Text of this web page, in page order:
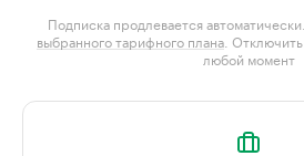
Подписка продлевается
выбранного тарифного плана .
любой момент